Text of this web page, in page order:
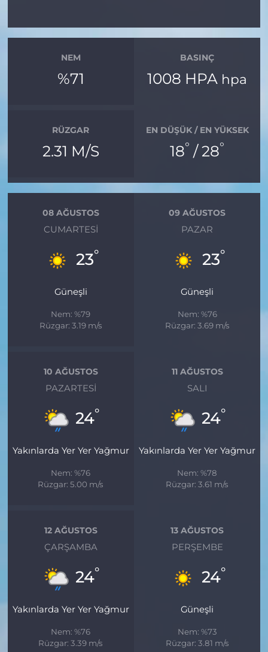
NEM
%71
BASINÇ
1008 HPA hpa
RÜZGAR
2.31 M/S
EN DÜŞÜK / EN YÜKSEK
18° / 28°
08 AĞUSTOS
CUMARTESI
23°
Güneşli
Nem: %79
Rüzgar: 3.19 m/s
09 AĞUSTOS
PAZAR
23°
Güneşli
Nem: %76
Rüzgar: 3.69 m/s
10 AĞUSTOS
PAZARTESI
24°
Yakınlarda Yer Yer Yağmur
Nem: %76
Rüzgar: 5.00 m/s
11 AĞUSTOS
SALI
24°
Yakınlarda Yer Yer Yağmur
Nem: %78
Rüzgar: 3.61 m/s
12 AĞUSTOS
ÇARŞAMBA
24°
Yakınlarda Yer Yer Yağmur
Nem: %76
Rüzgar: 3.39 m/s
13 AĞUSTOS
PERŞEMBE
24°
Güneşli
Nem: %73
Rüzgar: 3.81 m/s